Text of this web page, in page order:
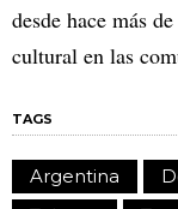
desde hace más de
cultural en las
TAGS
Argentina